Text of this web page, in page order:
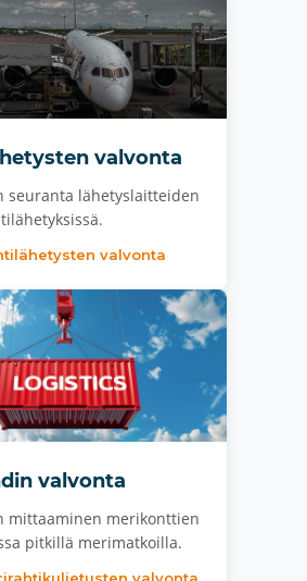
valvonta
seuranta lähetyslaitteiden
valvonta
valvonta
mittaaminen merikonttien
pitkillä merimatkoilla.